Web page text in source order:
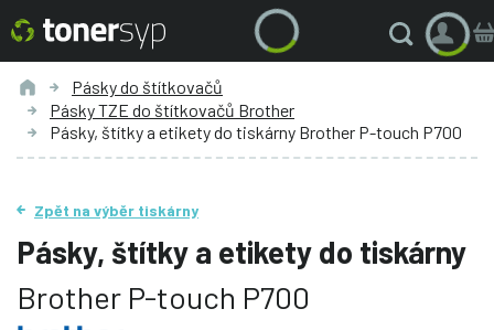
Pásky do štítkovačů
Pásky TZE do štítkovačů Brother
Pásky, štítky a etikety do tiskárny Brother P-touch P700
Zpět na výběr tiskárny
Pásky, štítky a etikety do tiskárny
Brother P-touch P700